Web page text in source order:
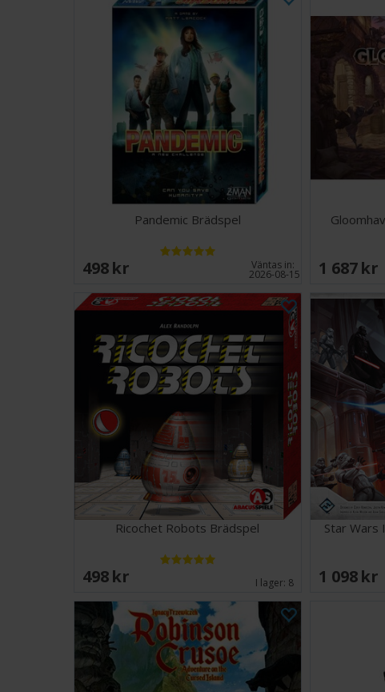
Pandemic Brädspel
498 SEK Väntas in:
2026-08-15 1 687 SEK
Ricochet Robots Brädspel
498 SEK I lager: 8
Star Wars
1 098 SEK